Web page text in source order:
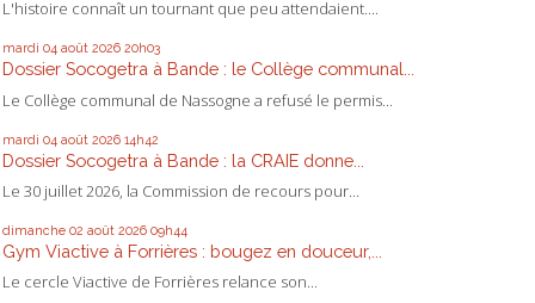
L'histoire connaît un tournant que peu attendaient....
mardi 04 août 2026 20h03
Dossier Socogetra à Bande : le Collège communal...
Le Collège communal de Nassogne a refusé le permis...
mardi 04 août 2026 14h42
Dossier Socogetra à Bande : la CRAIE donne...
Le 30 juillet 2026, la Commission de recours pour...
dimanche 02 août 2026 09h44
Gym Viactive à Forrières : bougez en douceur,...
Le cercle Viactive de Forrières relance son...